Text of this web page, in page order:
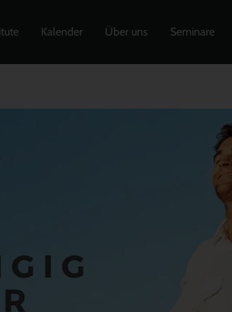
Kalender Über uns Seminare